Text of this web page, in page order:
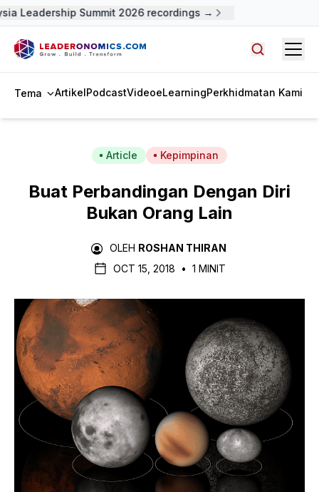
Leadership Summit 2026 recordings →
Tema ArtikelPodcastVideoeLearningPerkhidmatan Kami
Article Kepimpinan
Buat Perbandingan Dengan Diri
Bukan Orang Lain
OLEH ROSHAN THIRAN
OCT 15, 2018
• 1 MINIT